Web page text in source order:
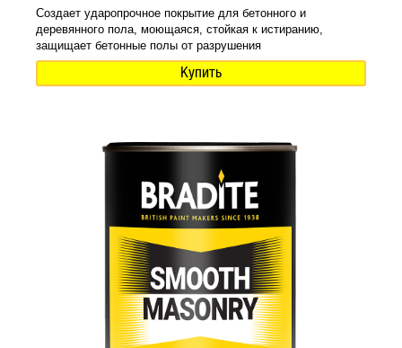
Создает ударопрочное покрытие для бетонного и
деревянного пола, моющаяся, стойкая к истиранию,
защищает бетонные полы от разрушения
Купить